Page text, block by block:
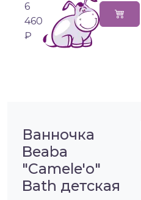
6
460
₽
Ванночка
Beaba
"Camele'o"
Bath детская